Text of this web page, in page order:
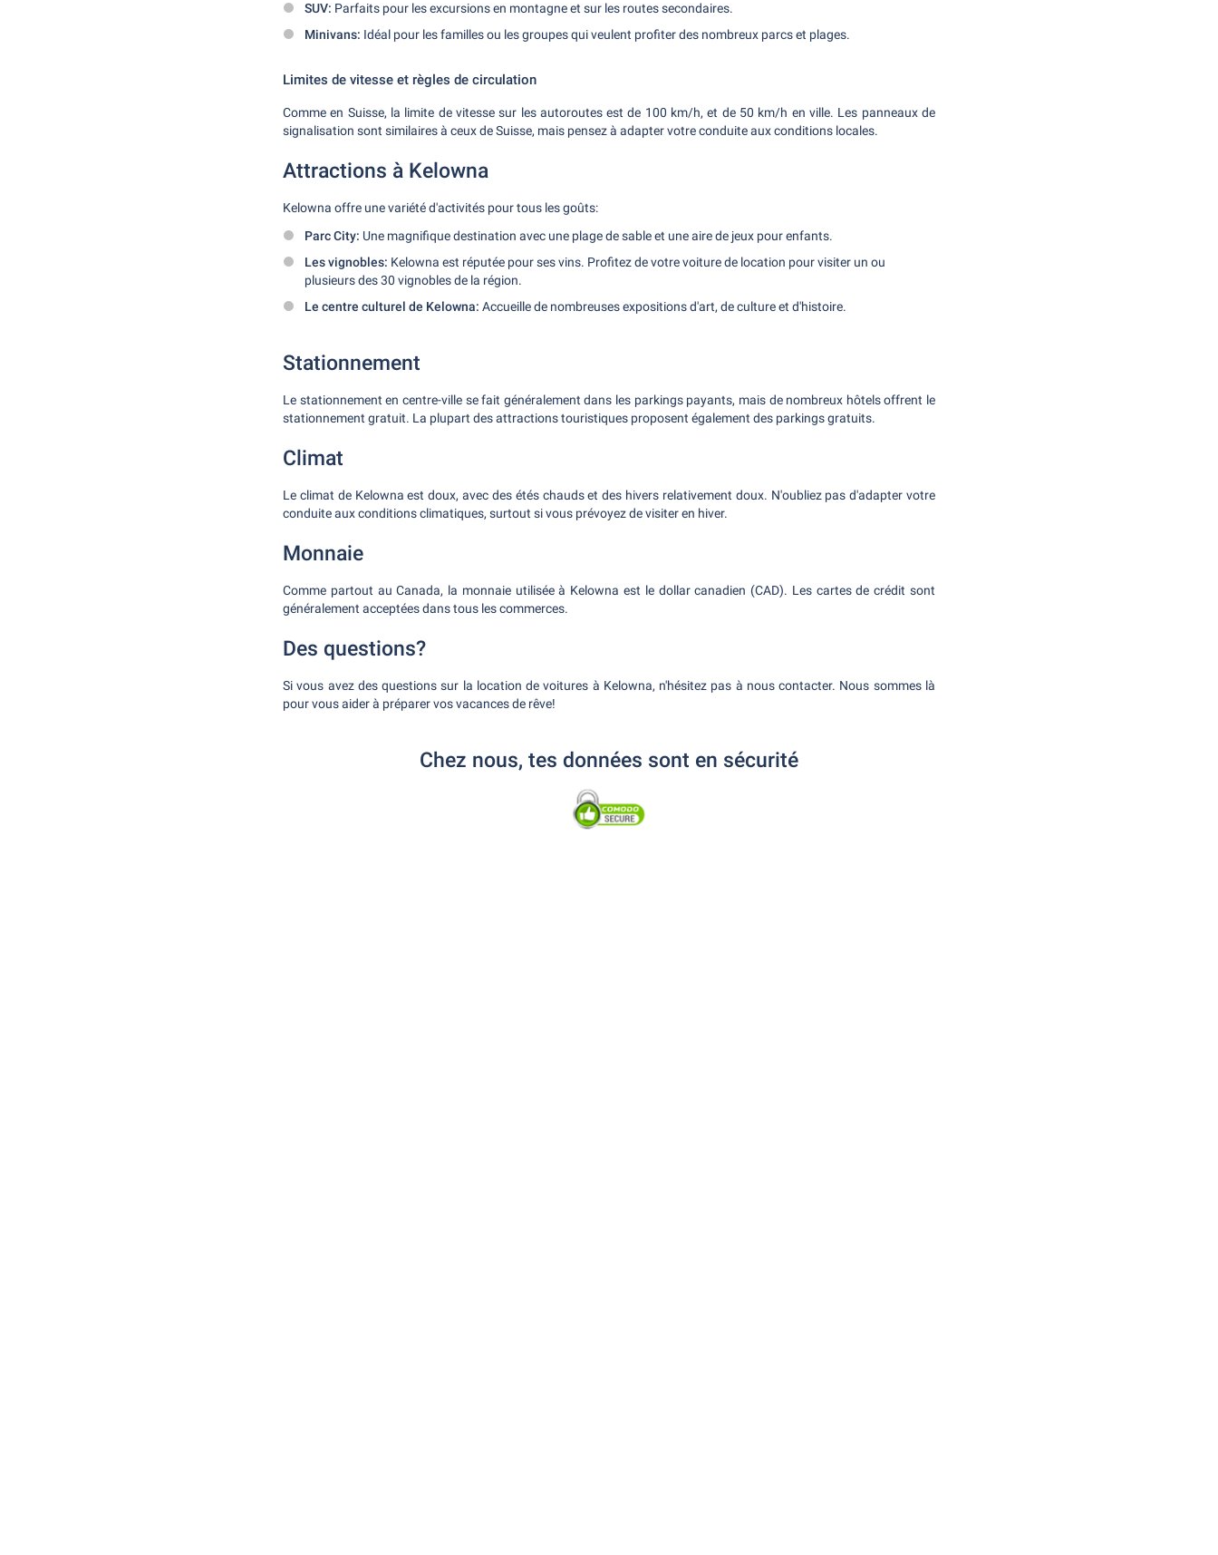
SUV: Parfaits pour les excursions en montagne et sur les routes secondaires.
Minivans: Idéal pour les familles ou les groupes qui veulent profiter des nombreux parcs et plages.
Limites de vitesse et règles de circulation
Comme en Suisse, la limite de vitesse sur les autoroutes est de 100 km/h, et de 50 km/h en ville. Les panneaux de
signalisation sont similaires à ceux de Suisse, mais pensez à adapter votre conduite aux conditions locales.
Attractions à Kelowna
Kelowna offre une variété d'activités pour tous les goûts:
Parc City: Une magnifique destination avec une plage de sable et une aire de jeux pour enfants.
Les vignobles: Kelowna est réputée pour ses vins. Profitez de votre voiture de location pour visiter un ou
plusieurs des 30 vignobles de la région.
Le centre culturel de Kelowna: Accueille de nombreuses expositions d'art, de culture et d'histoire.
Stationnement
Le stationnement en centre-ville se fait généralement dans les parkings payants, mais de nombreux hôtels offrent le
stationnement gratuit. La plupart des attractions touristiques proposent également des parkings gratuits.
Climat
Le climat de Kelowna est doux, avec des étés chauds et des hivers relativement doux. N'oubliez pas d'adapter votre
conduite aux conditions climatiques, surtout si vous prévoyez de visiter en hiver.
Monnaie
Comme partout au Canada, la monnaie utilisée à Kelowna est le dollar canadien (CAD). Les cartes de crédit sont
généralement acceptées dans tous les commerces.
Des questions?
Si vous avez des questions sur la location de voitures à Kelowna, n'hésitez pas à nous contacter. Nous sommes là
pour vous aider à préparer vos vacances de rêve!
Chez nous, tes données sont en sécurité